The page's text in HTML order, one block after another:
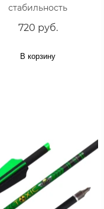
стабильность
720 руб.
В корзину